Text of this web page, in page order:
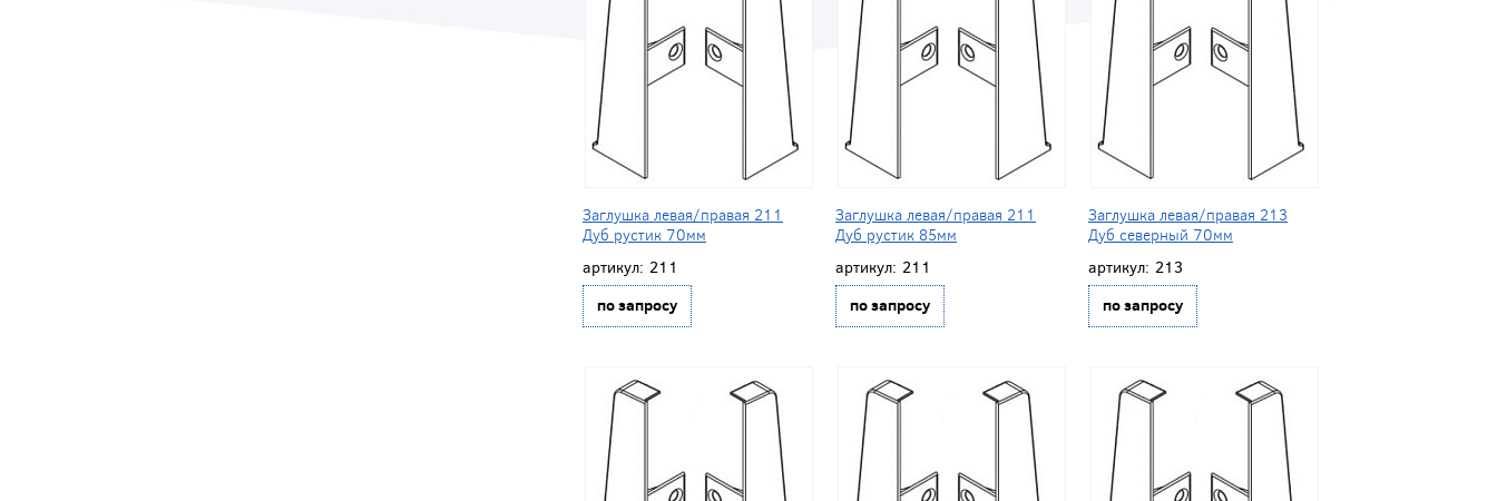
Заглушка левая/правая 211
Дуб рустик 70мм
артикул: 211
по запросу
Заглушка левая/правая 211
Дуб рустик 85мм
артикул: 211
по запросу
Заглушка левая/правая 213
Дуб северный 70мм
артикул: 213
по запросу